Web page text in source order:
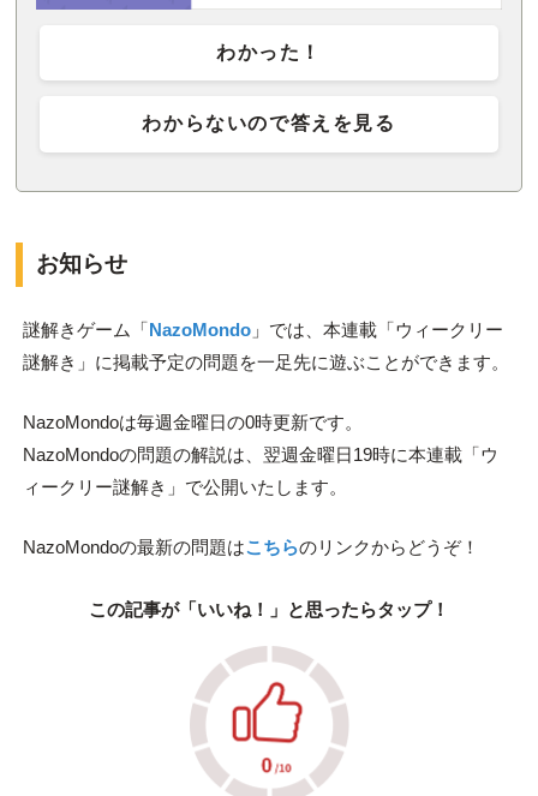
わかった！
わからないので答えを見る
お知らせ
謎解きゲーム「NazoMondo」では、本連載「ウィークリー
謎解き」に掲載予定の問題を一足先に遊ぶことができます。
NazoMondoは毎週金曜日の0時更新です。
NazoMondoの問題の解説は、翌週金曜日19時に本連載「ウ
ィークリー謎解き」で公開いたします。
NazoMondoの最新の問題はこちらのリンクからどうぞ！
この記事が「いいね！」と思ったらタップ！